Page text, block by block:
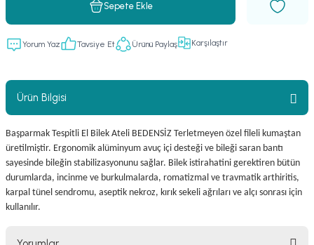
Sepete Ekle
Yorum Yaz Tavsiye Et Ürünü Paylaş Karşılaştır
Ürün Bilgisi
Başparmak Tespitli El Bilek Ateli BEDENSİZ Terletmeyen özel fileli kumaştan
üretilmiştir. Ergonomik alüminyum avuç içi desteği ve bileği saran bantı
sayesinde bileğin stabilizasyonunu sağlar. Bilek istirahatini gerektiren bütün
durumlarda, incinme ve burkulmalarda, romatizmal ve travmatik arthiritis,
karpal tünel sendromu, aseptik nekroz, kırık sekeli ağrıları ve alçı sonrası için
kullanılır.